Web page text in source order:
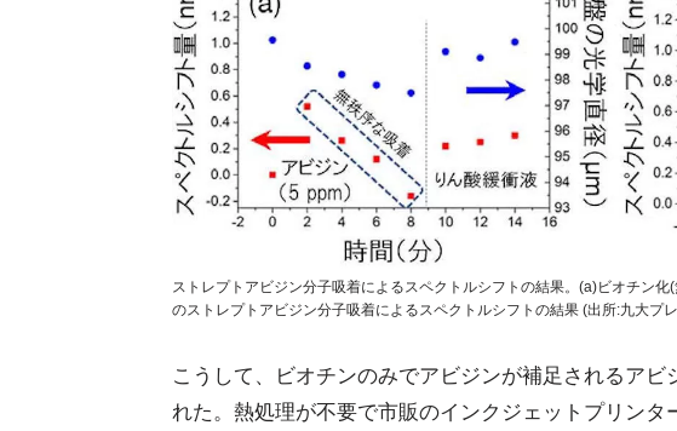
ストレプトアビジン分子吸着によるスペクトルシフトの結果。(a)ビオチン
のストレプトアビジン分子吸着によるスペクトルシフトの結果 (出所:九大プ
こうして、ビオチンのみでアビジンが補足されるア
れた。熱処理が不要で市販のインクジェットプリン